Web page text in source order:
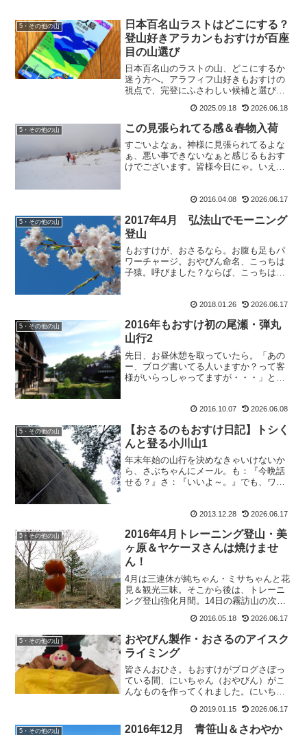
5・その他の山
日本百名山ラストはどこにする？
登山好きアラカンもおすけが百座
目の山選び
日本百名山のラストの山、どこにするか
迷う方へ。アラフィフ山好きもおすけの
視点で、完登にふさわしい候補と選び方
2025.09.18 2026.06.18
5・その他の山 この見張られてる感＆春物入荷
すごいよなぁ。神様に見張られてるよな
ぁ、悪い事できないなぁと感じるもおす
けでございます。皆様今日にゃ。いえ
ズンに比べたらずっと少ないブログ読者
2016.04.08 2026.06.17
5・その他の山
2017年4月 弘法山でモーニング
登山
もおすけが、おさるなら。お腹も足もパ
ワーチャージ。おやびん命名、こっちは
子猿。呼びました？ならば、こっちは汚
時に何言うてますのん。名付けて日光猿
軍団ならぬ、信州さる軍...
2018.01.26 2026.06.17
5・その他の山
2016年もおすけ初の尾瀬・弾丸
山行2
先日、お昼休憩を取っていたら。「あの
ー、ブログ書いてる人いますか？って客
様がいらっしゃってますが・・・」と、
ったら。うちのスタッフ、私以外にブロ
2016.10.07 2026.06.08
5・その他の山
【おさるのもおすけ日記】トシく
んと登る小川山1
年末年始の山行を決めなきゃいけないか
ら、さぶちゃんにメール。も：『今晩話
せる？』さ：『いいよ～。』でも、ワタ
かったねー。オレも寝ちゃってたけど。
わりーね。』・・・いや、...
2013.12.28 2026.06.17
5・その他の山
2016年4月トレーニング登山・美
ヶ原＆ヤケーヌさんは焼けませ
ん！
4月は三連休が純ちゃん・ミサちゃんと花
見＆観光三昧。そこから後は、トレーニ
ング登山強化月間。14日の霧訪山の次の
仕事帰りにラーメン食べに行ったりもし
て。（みゆきんぐもラーメン好き）松本
ではおおぼしが一番...
2016.05.18 2026.06.17
5・その他の山
おやびん製作・おさるのアイスク
ライミング
皆さんおひさ。もおすけがブログさぼっ
ている間、にいちゃん（おやびん）がこ
んなものを作ってくれました。にいちゃ
なのねー。みんな大好きもんきち先生。
あたしが全く映っていないけど大満足。
2019.01.15 2026.06.17
5・その他の山 2016年12月 青笹山＆さわやか